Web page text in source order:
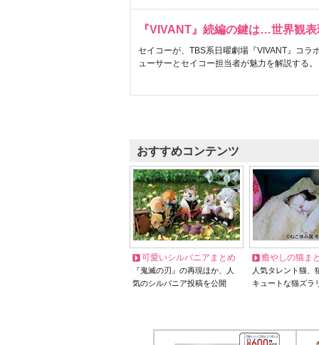
『VIVANT』続編の鍵は…世界観
セイコーが、TBS系日曜劇場『VIVANT』コラ
ューサーとセイコー担当者が魅力を解説する。
おすすめコンテンツ
可愛いシルバニアまとめ
『鬼滅の刃』の再現ほか、人
気のシルバニア投稿を公開
癒やしの猫ま
人気タレント猫
キュートな猫ズラ